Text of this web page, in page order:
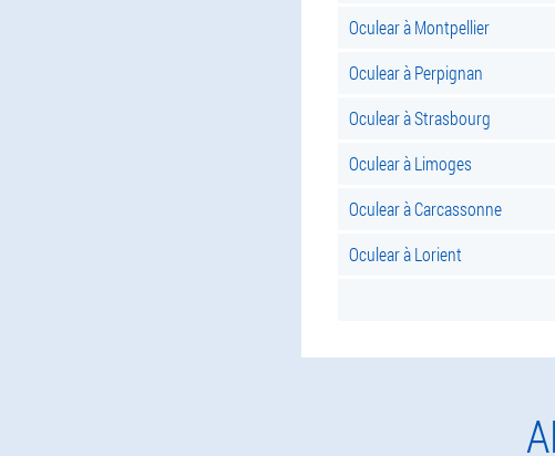
Oculear à Montpellier
Oculear à Perpignan
Oculear à Strasbourg
Oculear à Limoges
Oculear à Carcassonne
Oculear à Lorient